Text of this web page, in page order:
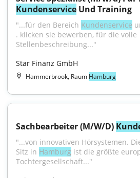
Kundenservice Und Training
"...für den Bereich Kundenservice
. klicken sie bewerben, für die volle
Stellenbeschreibung..."
Star Finanz GmbH
Hammerbrook, Raum Hamburg
Sachbearbeiter (M/W/D)
"...von innovativen Hörsystemen.
Sitz in Hamburg ist die größte
Tochtergesellschaft..."